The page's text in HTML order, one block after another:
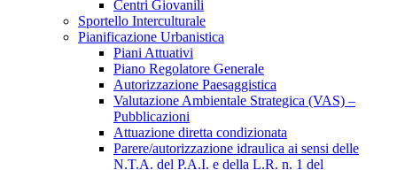
Centri Giovanili
Sportello Interculturale
Pianificazione Urbanistica
Piani Attuativi
Piano Regolatore Generale
Autorizzazione Paesaggistica
Valutazione Ambientale Strategica (VAS) –
Pubblicazioni
Attuazione diretta condizionata
Parere/autorizzazione idraulica ai sensi delle
N.T.A. del P.A.I. e della L.R. n. 1 del